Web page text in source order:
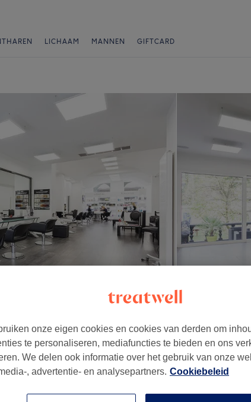
LICHAAM MANNEN GIFTCARD
, 1060
geen boekingen via Treatwell.
te ontdekken. Je vindt er tal van
onze eigen cookies en cookies van derden om
te personaliseren, mediafuncties te bieden en ons
We delen ook informatie over het gebruik van onze
, advertentie- en analysepartners. Cookiebeleid